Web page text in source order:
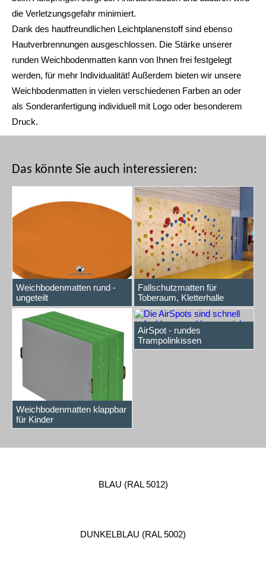
die Verletzungsgefahr minimiert.
Dank des hautfreundlichen Leichtplanenstoff sind ebenso
Hautverbrennungen ausgeschlossen. Die Stärke unserer
runden Weichbodenmatten kann von Ihnen frei festgelegt
werden, für mehr Individualität! Außerdem bieten wir unsere
Weichbodenmatten in vielen verschiedenen Farben an oder
als Sonderanfertigung individuell mit Logo oder besonderem
Druck.
Das könnte Sie auch interessieren:
Weichbodenmatten rund -
ungeteilt
Fallschutzmatten für
Toberaum, Kletterhalle
Weichbodenmatten klappbar
für Kinder
AirSpot - rundes
Trampolinkissen
BLAU (RAL 5012)
DUNKELBLAU (RAL 5002)